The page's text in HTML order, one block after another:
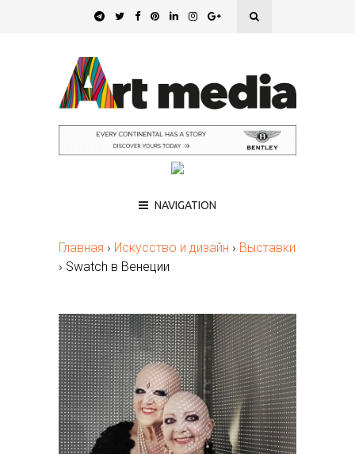
NAVIGATION
Главная › Искусство и дизайн › Выставки
› Swatch в Венеции